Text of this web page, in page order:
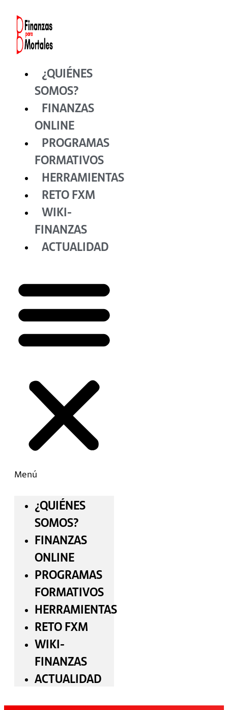
contenido
¿QUIÉNES
SOMOS?
FINANZAS
ONLINE
PROGRAMAS
FORMATIVOS
HERRAMIENTAS
RETO FXM
WIKI-
FINANZAS
ACTUALIDAD
Menú
¿QUIÉNES
SOMOS?
FINANZAS
ONLINE
PROGRAMAS
FORMATIVOS
HERRAMIENTAS
RETO FXM
WIKI-
FINANZAS
ACTUALIDAD